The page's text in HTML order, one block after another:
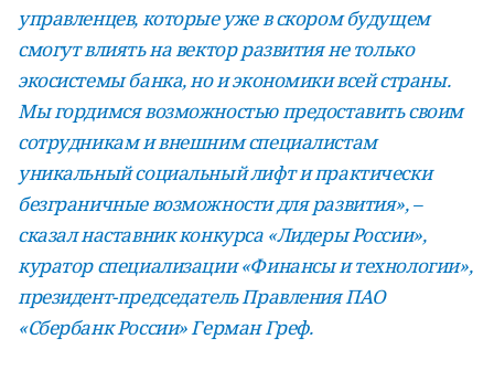
управленцев, которые уже в скором будущем
смогут влиять на вектор развития не только
экосистемы банка, но и экономики всей страны.
Мы гордимся возможностью предоставить своим
сотрудникам и внешним специалистам
уникальный социальный лифт и практически
безграничные возможности для развития», –
сказал наставник конкурса «Лидеры России»,
куратор специализации «Финансы и технологии»,
президент-председатель Правления ПАО
«Сбербанк России» Герман Греф.